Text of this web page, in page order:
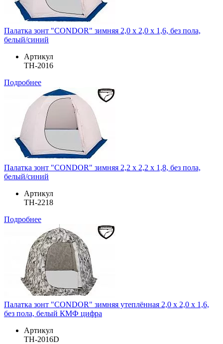
Палатка зонт "CONDOR" зимняя 2,0 х 2,0 х 1,6, без пола,
белый/синий
Артикул
TH-2016
Подробнее
Палатка зонт "CONDOR" зимняя 2,2 х 2,2 х 1,8, без пола,
белый/синий
Артикул
TH-2218
Подробнее
Палатка зонт "CONDOR" зимняя утеплённая 2,0 х 2,0 х 1,6,
без пола, белый КМФ цифра
Артикул
TH-2016D